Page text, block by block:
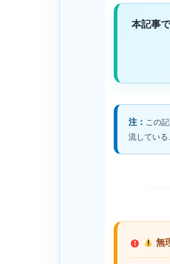
本記事で
注： この
流している
無